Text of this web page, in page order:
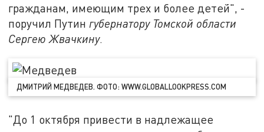
гражданам, имеющим трех и более детей", -
поручил Путин губернатору Томской области
Сергею Жвачкину.
ДМИТРИЙ МЕДВЕДЕВ. ФОТО: WWW.GLOBALLOOKPRESS.COM
"До 1 октября привести в надлежащее